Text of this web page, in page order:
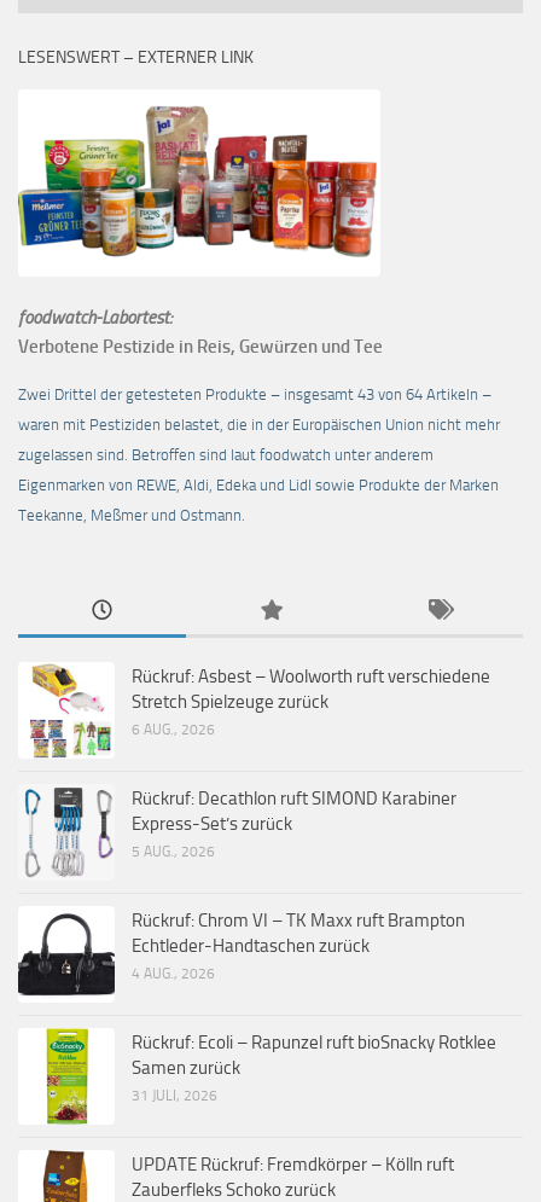
LESENSWERT – EXTERNER LINK
foodwatch-Labortest:
Verbotene Pestizide in Reis, Gewürzen und Tee
Zwei Drittel der getesteten Produkte – insgesamt 43 von 64 Artikeln –
waren mit Pestiziden belastet, die in der Europäischen Union nicht mehr
zugelassen sind. Betroffen sind laut foodwatch unter anderem
Eigenmarken von REWE, Aldi, Edeka und Lidl sowie Produkte der Marken
Teekanne, Meßmer und Ostmann.
Rückruf: Asbest – Woolworth ruft verschiedene
Stretch Spielzeuge zurück
6 AUG., 2026
Rückruf: Decathlon ruft SIMOND Karabiner
Express-Set’s zurück
5 AUG., 2026
Rückruf: Chrom VI – TK Maxx ruft Brampton
Echtleder-Handtaschen zurück
4 AUG., 2026
Rückruf: Ecoli – Rapunzel ruft bioSnacky Rotklee
Samen zurück
31 JULI, 2026
UPDATE Rückruf: Fremdkörper – Kölln ruft
Zauberfleks Schoko zurück